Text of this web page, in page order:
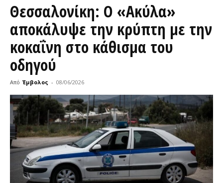
Θεσσαλονίκη: Ο «Ακύλα»
αποκάλυψε την κρύπτη με την
κοκαΐνη στο κάθισμα του
οδηγού
Από Έμβολος - 08/06/2026